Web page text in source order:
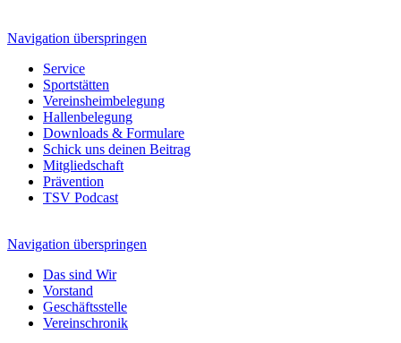
Navigation überspringen
Service
Sportstätten
Vereinsheimbelegung
Hallenbelegung
Downloads & Formulare
Schick uns deinen Beitrag
Mitgliedschaft
Prävention
TSV Podcast
Navigation überspringen
Das sind Wir
Vorstand
Geschäftsstelle
Vereinschronik